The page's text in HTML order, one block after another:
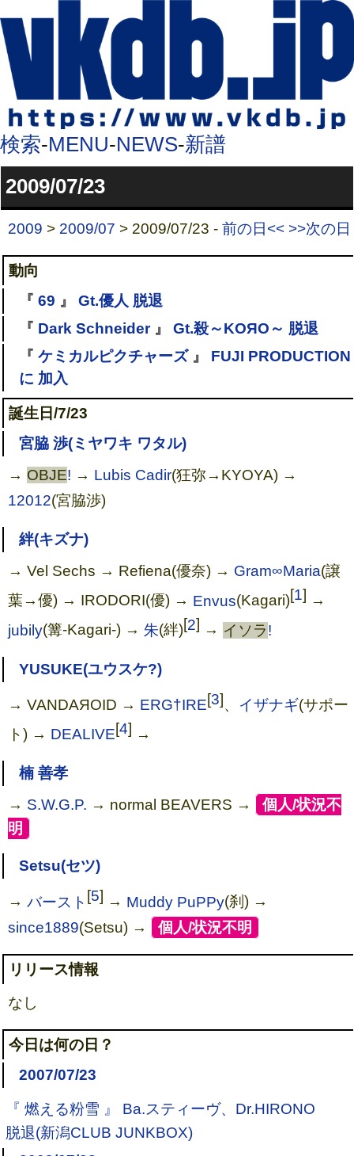
検索-MENU-NEWS-新譜
2009/07/23
2009 > 2009/07 > 2009/07/23 -前の日<< >>次の日
動向
『 69 』 Gt.優人 脱退
『 Dark Schneider』 Gt.殺～KOЯO～ 脱退
『 ケミカルピクチャーズ』 FUJI PRODUCTION
に 加入
誕生日/7/23
宮脇 渉(ミヤワキ ワタル)
→ OBJE! → Lubis Cadir(狂弥→KYOYA) →
12012(宮脇渉)
絆(キズナ)
→ Vel Sechs → Refiena(優奈) → Gram∞Maria(譲
葉→優) → IRODORI(優) → Envus(Kagari)[1] →
jubily(篝-Kagari-) →朱(絆)[2] → イソラ!
YUSUKE(ユウスケ?)
→ VANDAЯOID → ERG†IRE[3]、 イザナギ(サポー
ト) → DEALIVE[4] →
楠 善孝
→ S.W.G.P. → normal BEAVERS → [個人/状況不
明
Setsu(セツ)
→バースト [5] → Muddy PuPPy(刹) →
since1889(Setsu) → [個人/状況不明
リリース情報
なし
今日は何の日？
2007/07/23
『 燃える粉雪 』 Ba.スティーヴ、Dr.HIRONO
脱退(新潟CLUB JUNKBOX)